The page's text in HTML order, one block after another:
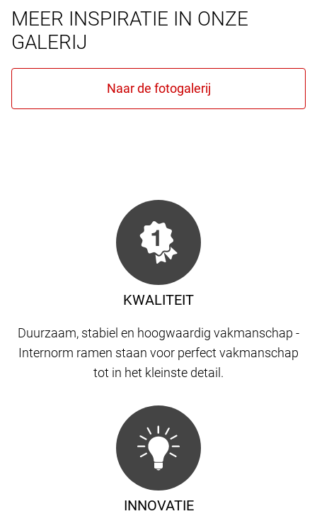
MEER INSPIRATIE IN ONZE
GALERIJ
KWALITEIT
Duurzaam, stabiel en hoogwaardig vakmanschap -
Internorm ramen staan ​​voor perfect vakmanschap
tot in het kleinste detail.
INNOVATIE